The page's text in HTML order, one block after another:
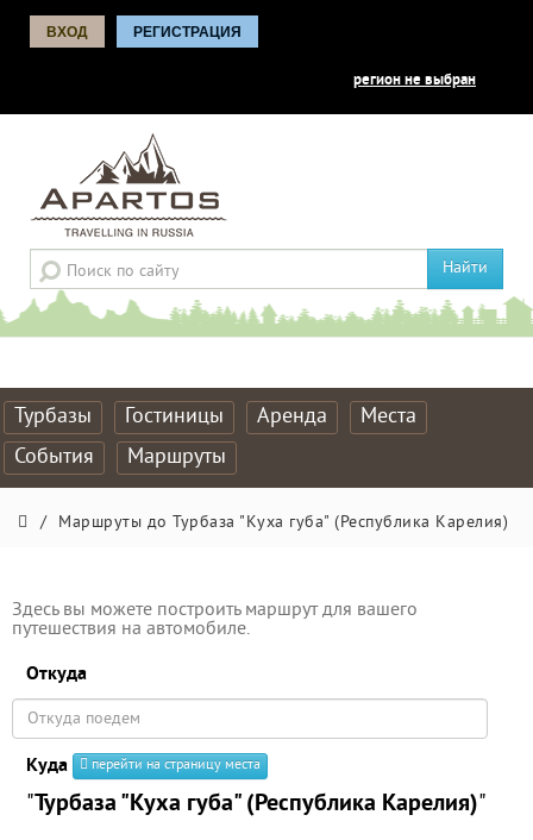
ВХОД РЕГИСТРАЦИЯ
регион не выбран
Найти
Турбазы Гостиницы Аренда
Места
События
Маршруты
/ Маршруты до Турбаза "Куха губа" (Республика Карелия)
Здесь вы можете построить маршрут для вашего
путешествия на автомобиле.
Откуда
Куда перейти на страницу места
"Турбаза "Куха губа" (Республика Карелия)"